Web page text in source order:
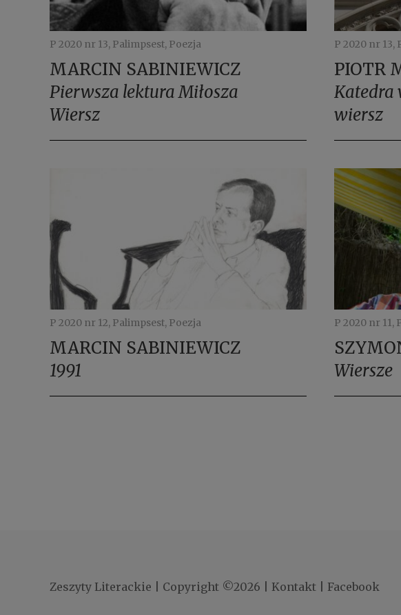
P 2020 nr 13, Palimpsest, Poezja
MARCIN SABINIEWICZ
Pierwsza lektura Miłosza
Wiersz
P 2020 nr 13,
PIOTR
Katedra
wiersz
P 2020 nr 12, Palimpsest, Poezja
MARCIN SABINIEWICZ
1991
P 2020 nr 11,
Wiersze
Zeszyty Literackie Copyright ©2026 Kontakt Facebook